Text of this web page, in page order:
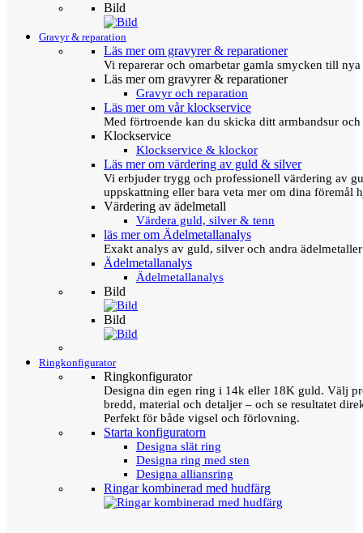
Bild
Gravyr & reparation
Läs mer om gravyrer & reparationer
Vi reparerar och omarbetar gamla smycken till
Läs mer om gravyrer & reparationer
Gravyr och reparation
Läs mer om vår klockservice
Med förtroende kan du skicka ditt armbandsur
Klockservice
Klockservice & klockor
Läs mer om värdering av guld & silver
Vi erbjuder trygg och professionell värdering av
uppskattning eller bara veta mer om dina föremål
Värdering av ädelmetall
Värdera guld, silver & tenn
läs mer om Ädelmetallanalys
Exakt analys av guld, silver och andra
Ädelmetallanalys
Ädelmetallanalys
Bild
Bild
Ringkonfigurator
Ringkonfigurator
Designa din egen ring i 14k eller 18K guld. Välj
bredd, material och detaljer – och se resultatet
Perfekt för både vigsel och förlovning.
Starta konfiguratorn
Designa slät ring
Designa ring med sten
Designa alliansring
Ringar kombinerad med hudfärg